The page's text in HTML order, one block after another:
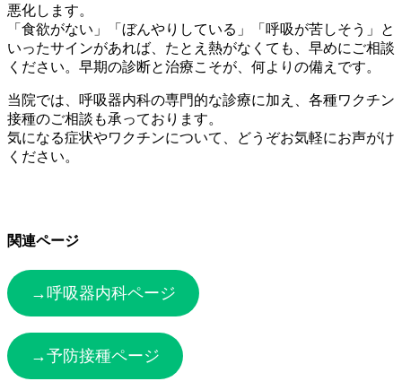
悪化します。
「食欲がない」「ぼんやりしている」「呼吸が苦しそう」と
いったサインがあれば、たとえ熱がなくても、早めにご相談
ください。早期の診断と治療こそが、何よりの備えです。
当院では、呼吸器内科の専門的な診療に加え、各種ワクチン
接種のご相談も承っております。
気になる症状やワクチンについて、どうぞお気軽にお声がけ
ください。
関連ページ
→呼吸器内科ページ
→予防接種ページ